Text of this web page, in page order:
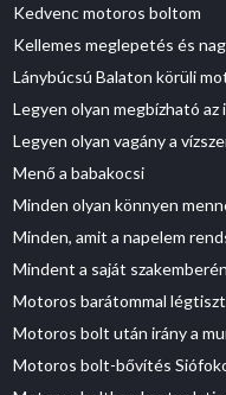
Kedvenc motoros boltom
Kellemes meglepetés és
Lánybúcsú Balaton körüli
Legyen olyan megbízható
Legyen olyan vagány a
Menő a babakocsi
Minden olyan könnyen
Minden, amit a napelem
Mindent a saját
Motoros barátommal
Motoros bolt után irány a
Motoros bolt-bővítés